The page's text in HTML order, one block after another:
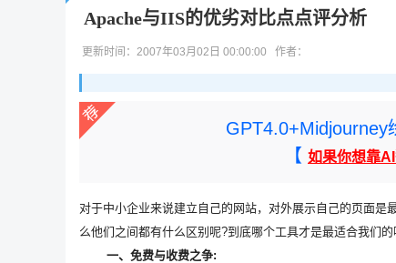
Apache与IIS的优劣对比点点评分析
更新时间：2007年03月02日 00:00:00 作者：
GPT4.0+Midjourney
【 如果你想靠
对于中小企业来说建立自己的网站，对外展示自己的页面
么他们之间都有什么区别呢?到底哪个工具才是最适合我们的
一、免费与收费之争: